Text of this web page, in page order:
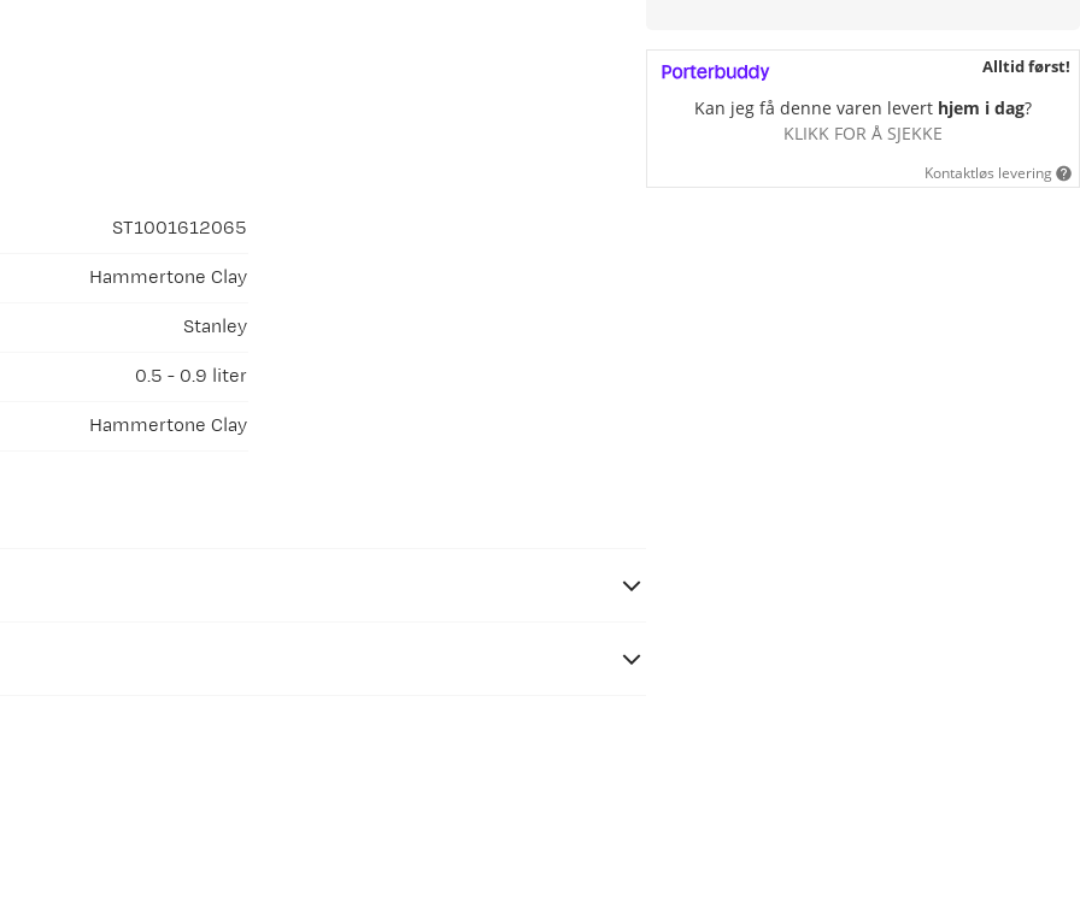
ST1001612065
Hammertone Clay
Stanley
0.5 - 0.9 liter
Hammertone Clay
Alltid først!
Kan jeg få denne varen levert hjem i dag?
KLIKK FOR Å SJEKKE
Kontaktløs levering